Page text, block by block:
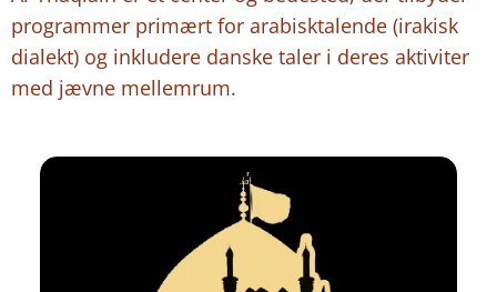
programmer primært for arabisktalende (irakisk
dialekt) og inkludere danske taler i deres aktiviter
med jævne mellemrum.